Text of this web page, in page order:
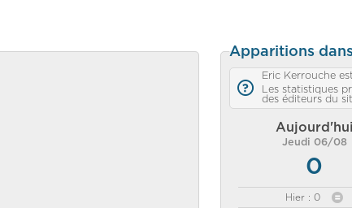
Apparitions
Eric Kerrouche
Les statistiques
des éditeurs du
Aujourd'hui
Jeudi 06/08
0
Hier : 0